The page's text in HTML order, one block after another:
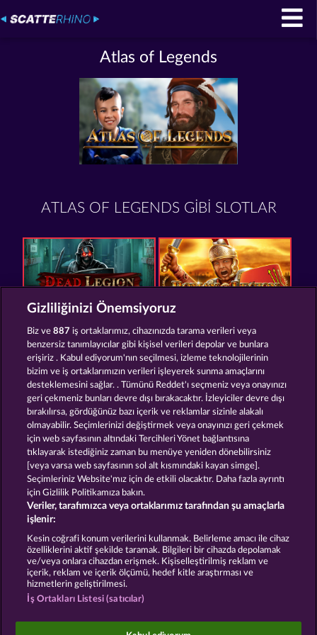
Atlas of Legends
ATLAS OF LEGENDS GIBI SLOTLAR
Piggy Collect Multiply Fort Brave
Hüküm ve Koşullar Gizlilik Beyanı Künye
Şirket SSS
İptal talebini gönder
Sosyal casino oyunları sadece eğlence amaçlıdır ve
Gizliliğinizi Önemsiyoruz
Biz ve887 iş ortaklarımız, cihazınızda tarama verileri veya
benzersiz tanımlayıcılar gibi kişisel verileri depolar ve bunlara
erişiriz . Kabul ediyorum'nın seçilmesi, izleme teknolojilerinin
bizim ve iş ortaklarımızın verileri işleyerek sunma amaçlarını
desteklemesini sağlar. . Tümünü Reddet'ı seçmeniz veya onayınızı
geri çekmeniz bunları devre dışı bırakacaktır. İzleyiciler devre dışı
bırakılırsa, gördüğünüz bazı içerik ve reklamlar sizinle alakalı
olmayabilir. Seçimlerinizi değiştirmek veya onayınızı geri çekmek
için web sayfasının altındaki Tercihleri Yönet bağlantısına
tıklayarak istediğiniz zaman bu menüye yeniden dönebilirsiniz
[veya varsa web sayfasının sol alt kısmındaki kayan simge].
Seçimleriniz Website'mız için de etkili olacaktır. Daha fazla ayrıntı
için Gizlilik Politikamıza bakın.
Veriler, tarafımızca veya ortaklarımız tarafından şu amaçlarla
işlenir:
Kesin coğrafi konum verilerini kullanmak. Belirleme amacı ile cihaz
özelliklerini aktif şekilde taramak. Bilgileri bir cihazda depolamak
ve/veya onlara cihazdan erişmek. Kişiselleştirilmiş reklam ve
içerik, reklam ve içerik ölçümü, hedef kitle araştırması ve
hizmetlerin geliştirilmesi.
İş Ortakları Listesi (satıcılar)